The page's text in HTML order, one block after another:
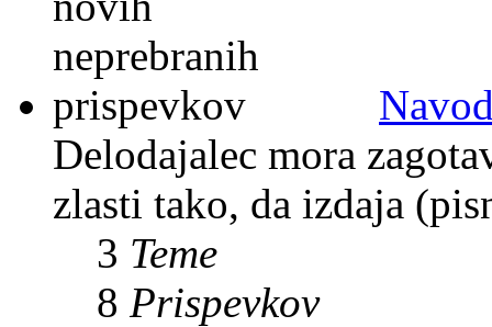
Delodajalec mora
zlasti tako, da izdaja
3 Teme
8 Prispevkov